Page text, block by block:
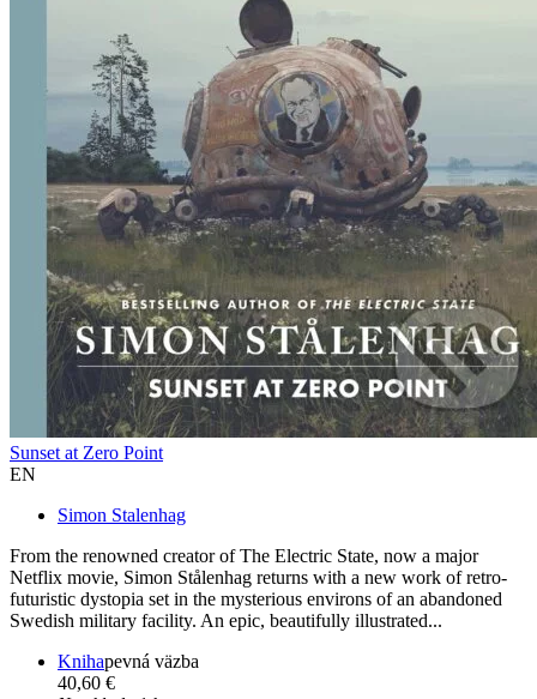
Sunset at Zero Point
EN
Simon Stalenhag
From the renowned creator of The Electric State, now a major
Netflix movie, Simon Stålenhag returns with a new work of retro-
futuristic dystopia set in the mysterious environs of an abandoned
Swedish military facility. An epic, beautifully illustrated...
Knihapevná väzba
40,60 €